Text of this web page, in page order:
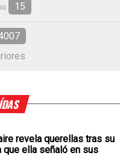
15
revela querellas tras su
que ella señaló en sus